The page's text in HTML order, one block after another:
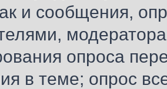
и сообщения,
опроса
в теме; опрос